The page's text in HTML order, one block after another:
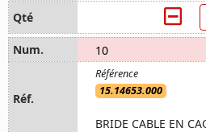
10
15.14653.000
BRIDE CABLE EN